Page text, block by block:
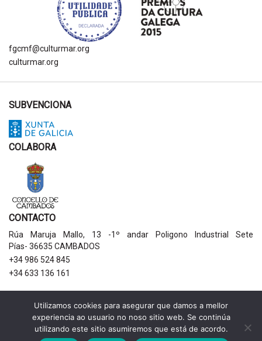
fgcmf@culturmar.org
culturmar.org
SUBVENCIONA
COLABORA
CONTACTO
Rúa Maruja Mallo, 13 -1º andar Poligono Industrial Sete
Pías- 36635 CAMBADOS
+34 986 524 845
+34 633 136 161
AVISOS LEGAIS
Política de privacidade
Aviso legal
Utilizamos cookies para asegurar que damos a mellor
experiencia ao usuario no noso sitio web. Se continúa
utilizando este sitio asumiremos que está de acordo.